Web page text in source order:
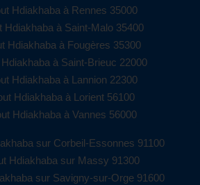
Hdiakhaba à Rennes 35000
Hdiakhaba à Saint-Malo 35400
Hdiakhaba à Fougères 35300
à Saint-Brieuc 22000
Hdiakhaba à Lannion 22300
Hdiakhaba à Lorient 56100
Hdiakhaba à Vannes 56000
sur Corbeil-Essonnes 91100
Hdiakhaba sur Massy 91300
sur Savigny-sur-Orge 91600